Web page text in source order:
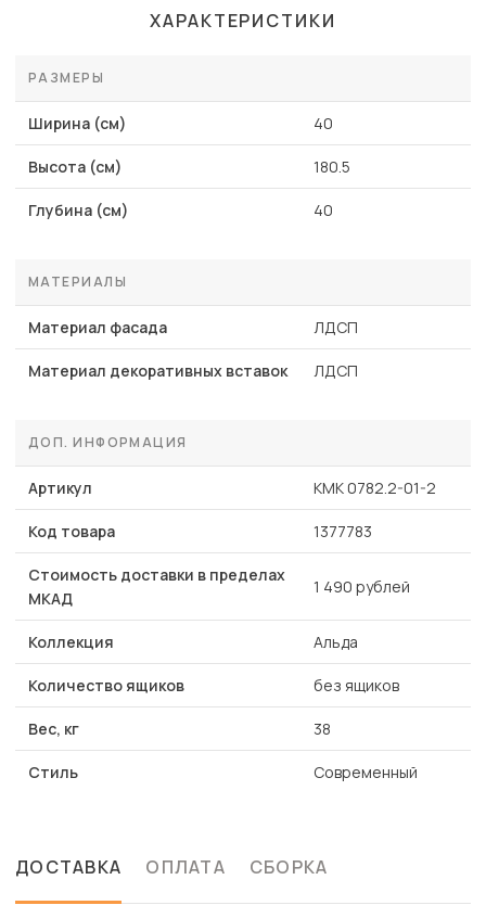
ХАРАКТЕРИСТИКИ
РАЗМЕРЫ
Ширина (см) 40
Высота (см) 180.5
Глубина (см) 40
МАТЕРИАЛЫ
Материал фасада ЛДСП
Материал декоративных вставок ЛДСП
ДОП. ИНФОРМАЦИЯ
Артикул КМК 0782.2-01-2
Код товара 1377783
Стоимость доставки в пределах
МКАД
1 490 рублей
Коллекция Альда
Количество ящиков без ящиков
Вес, кг 38
Стиль Современный
ДОСТАВКА ОПЛАТА СБОРКА